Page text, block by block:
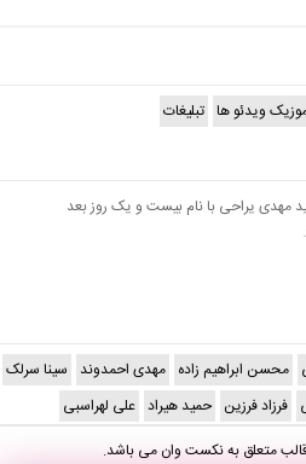
ویدئو ها تبلیغات
مهدی یراحی با نام بیست و یک روز بعد
محسن ابراهیم زاده مهدی احمدوند سینا سرلک
فرزاد فرزین حمید هیراد علی لهراسبی
متعلق بهنکست وانمی باشد.